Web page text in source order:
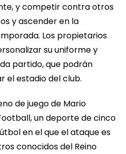
y competir contra otros
y ascender en la
Los propietarios
su uniforme y
partido, que podrán
el estadio del club.
de juego de Mario
un deporte de cinco
en el que el ataque es
conocidos del Reino